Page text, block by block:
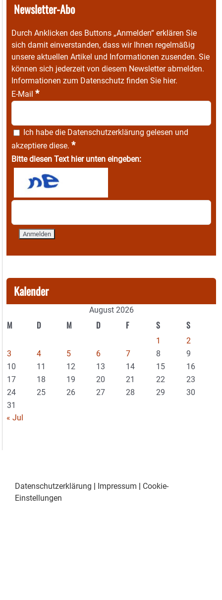
Newsletter-Abo
Durch Anklicken des Buttons „Anmelden“ erklären Sie
sich damit einverstanden, dass wir Ihnen regelmäßig
unsere aktuellen Artikel und Informationen zusenden. Sie
können sich jederzeit von diesem Newsletter abmelden.
Informationen zum Datenschutz finden Sie hier.
E-Mail *
Ich habe die Datenschutzerklärung gelesen und
akzeptiere diese. *
Bitte diesen Text hier unten eingeben:
Kalender
August 2026
M D M D F S S
1
2
3
4 5 6 7 8
9
10
11 12 13 14 15
16
17
18 19 20 21 22
23
24
25 26 27 28 29
30
31
« Jul
Datenschutzerklärung Impressum
Cookie-
Einstellungen